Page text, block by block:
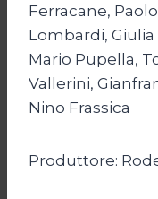
Ferracane,
Lombardi,
Mario Pupella,
Vallerini,
Nino Frassica
Produttore: